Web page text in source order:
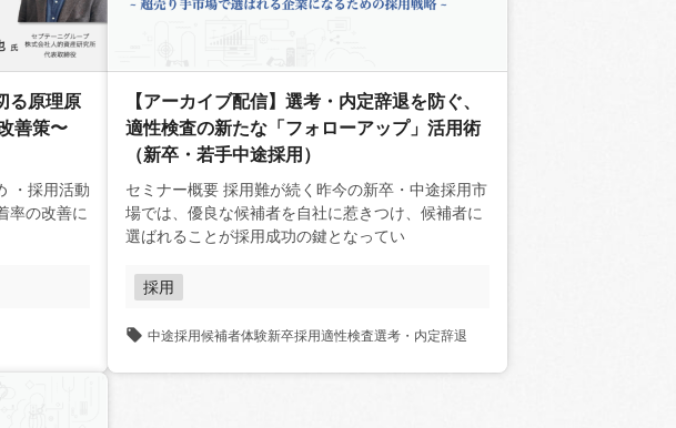
る原理原
善策〜
率の改善に
【アーカイブ配信】選考・内定辞退を防ぐ、
適性検査の新たな「フォローアップ」活用術
（新卒・若手中途採用）
セミナー概要 採用難が続く昨今の新卒・中途採用市
場では、優良な候補者を自社に惹きつけ、候補者に
選ばれることが採用成功の鍵となってい
採用
中途採用候補者体験新卒採用適性検査選考・内定辞退